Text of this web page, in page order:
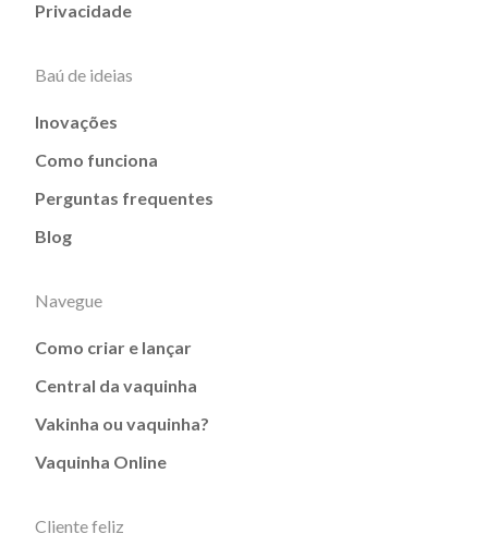
Privacidade
Baú de ideias
Inovações
Como funciona
Perguntas frequentes
Blog
Navegue
Como criar e lançar
Central da vaquinha
Vakinha ou vaquinha?
Vaquinha Online
Cliente feliz